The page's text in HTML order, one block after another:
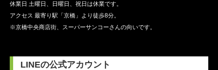
休業日 土曜日、日曜日、祝日は休業です。
アクセス 最寄り駅「京橋」より徒歩8分。
※京橋中央商店街、スーパーサンコーさんの向いです。
LINEの公式アカウント